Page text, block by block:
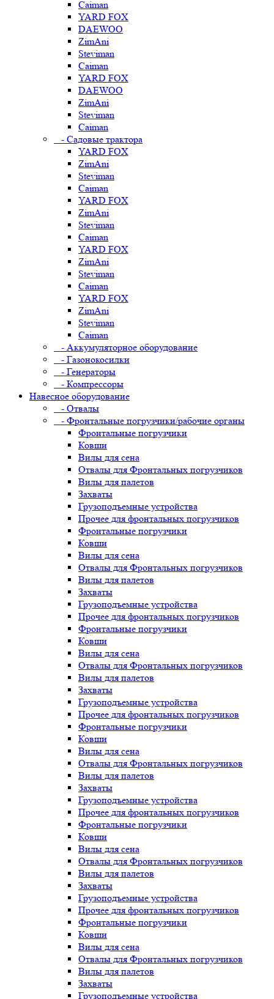
Caiman
YARD FOX
DAEWOO
ZimAni
Steviman
Caiman
YARD FOX
DAEWOO
ZimAni
Steviman
Caiman
- Садовые трактора
YARD FOX
ZimAni
Steviman
Caiman
YARD FOX
ZimAni
Steviman
Caiman
YARD FOX
ZimAni
Steviman
Caiman
YARD FOX
ZimAni
Steviman
Caiman
- Аккумуляторное оборудование
- Газонокосилки
- Генераторы
- Компрессоры
Навесное оборудование
- Отвалы
- Фронтальные погрузчики/рабочие органы
Фронтальные погрузчики
Ковши
Вилы для сена
Отвалы для Фронтальных погрузчиков
Вилы для палетов
Захваты
Грузоподъемные устройства
Прочее для фронтальных погрузчиков
Фронтальные погрузчики
Ковши
Вилы для сена
Отвалы для Фронтальных погрузчиков
Вилы для палетов
Захваты
Грузоподъемные устройства
Прочее для фронтальных погрузчиков
Фронтальные погрузчики
Ковши
Вилы для сена
Отвалы для Фронтальных погрузчиков
Вилы для палетов
Захваты
Грузоподъемные устройства
Прочее для фронтальных погрузчиков
Фронтальные погрузчики
Ковши
Вилы для сена
Отвалы для Фронтальных погрузчиков
Вилы для палетов
Захваты
Грузоподъемные устройства
Прочее для фронтальных погрузчиков
Фронтальные погрузчики
Ковши
Вилы для сена
Отвалы для Фронтальных погрузчиков
Вилы для палетов
Захваты
Грузоподъемные устройства
Прочее для фронтальных погрузчиков
Фронтальные погрузчики
Ковши
Вилы для сена
Отвалы для Фронтальных погрузчиков
Вилы для палетов
Захваты
Грузоподъемные устройства